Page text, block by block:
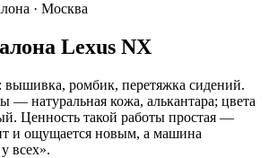
· Москва
Lexus NX
вышивка, ромбик, перетяжка сидений.
— натуральная кожа, алькантара; цвета
Ценность такой работы простая —
и ощущается новым, а машина
всех».